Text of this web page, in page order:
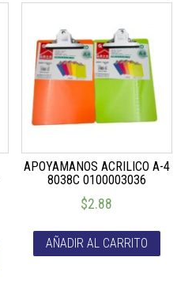
APOYAMANOS ACRILICO A-4
8038C 0100003036
$2.88
AÑADIR AL CARRITO